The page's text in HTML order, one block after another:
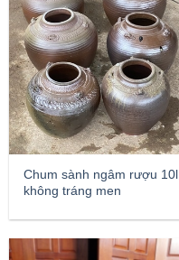
Chum sành ngâm rượu 10l
không tráng men